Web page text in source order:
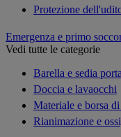
Protezione
Emergenza e primo
Vedi tutte le categorie
Barella e sedia
Doccia e lavaocchi
Materiale e borsa
Rianimazione e